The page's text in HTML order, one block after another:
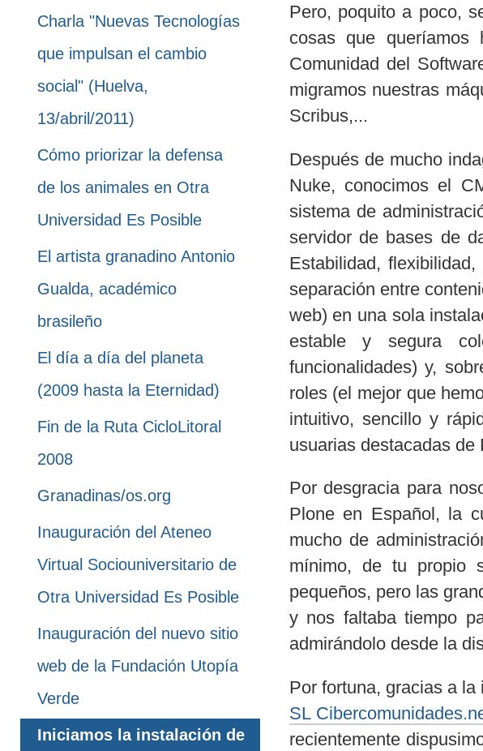
Pero, poquito a poco,
cosas que
Comunidad del
migramos nuestras
Scribus,...
Después de mucho
Nuke, conocimos el
sistema de
servidor de bases de
Estabilidad,
separación entre
web) en una sola
estable y segura
funcionalidades) y,
roles (el mejor que
intuitivo, sencillo y
usuarias destacadas
Por desgracia para
Plone en Español, la
mucho de
mínimo, de tu propio
pequeños, pero las
y nos faltaba tiempo
admirándolo desde la
Por fortuna, gracias a
SL
recientemente
Charla "Nuevas Tecnologías
que impulsan el cambio
social" (Huelva,
13/abril/2011)
Cómo priorizar la defensa
de los animales en Otra
Universidad Es Posible
El artista granadino Antonio
Gualda, académico
brasileño
El día a día del planeta
(2009 hasta la Eternidad)
Fin de la Ruta CicloLitoral
2008
Granadinas/os.org
Inauguración del Ateneo
Virtual Sociouniversitario de
Otra Universidad Es Posible
Inauguración del nuevo sitio
web de la Fundación Utopía
Verde
Iniciamos la instalación de